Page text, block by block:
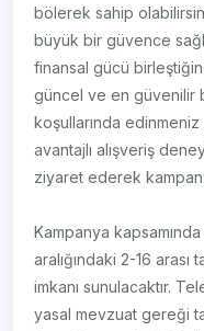
bölerek sahip
büyük bir güvence
finansal gücü
güncel ve en güvenilir
koşullarında
avantajlı alışveriş
ziyaret ederek
Kampanya
aralığındaki 2-16 arası
imkanı sunulacaktır.
yasal mevzuat gereği